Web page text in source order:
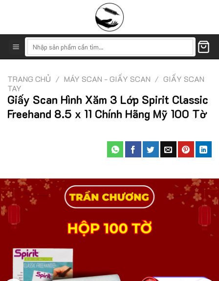
kiếm:
TRANG CHỦ / MÁY SCAN - GIẤY SCAN / GIẤY SCAN
TAY
Giấy Scan Hình Xăm 3 Lớp Spirit Classic
Freehand 8.5 x 11 Chính Hãng Mỹ 100 Tờ